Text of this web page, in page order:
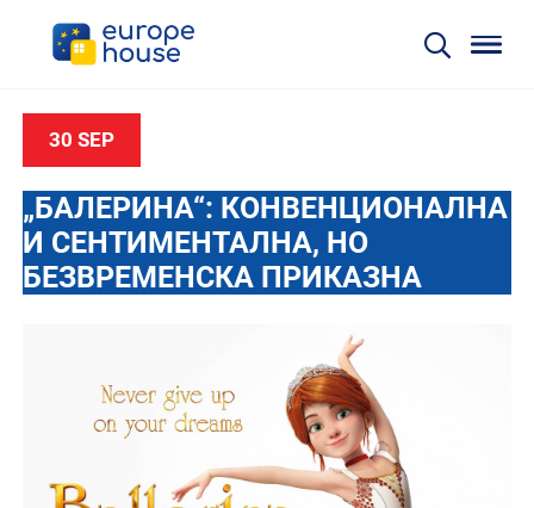
30 SEP
„БАЛЕРИНА“: КОНВЕНЦИОНАЛНА
И СЕНТИМЕНТАЛНА, НО
БЕЗВРЕМЕНСКА ПРИКАЗНА